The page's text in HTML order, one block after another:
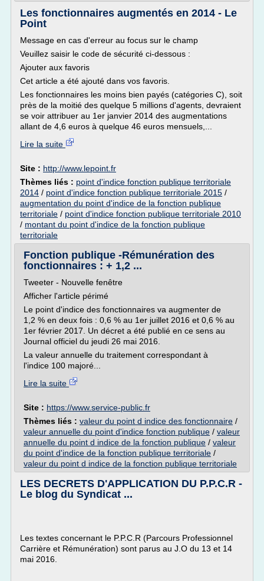
Les fonctionnaires augmentés en 2014 - Le
Point
Message en cas d'erreur au focus sur le champ
Veuillez saisir le code de sécurité ci-dessous :
Ajouter aux favoris
Cet article a été ajouté dans vos favoris.
Les fonctionnaires les moins bien payés (catégories C), soit
près de la moitié des quelque 5 millions d'agents, devraient
se voir attribuer au 1er janvier 2014 des augmentations
allant de 4,6 euros à quelque 46 euros mensuels,...
Lire la suite
Site : http://www.lepoint.fr
Thèmes liés : point d'indice fonction publique territoriale
2014 / point d'indice fonction publique territoriale 2015 /
augmentation du point d'indice de la fonction publique
territoriale / point d'indice fonction publique territoriale 2010
/ montant du point d'indice de la fonction publique
territoriale
Fonction publique -Rémunération des
fonctionnaires : + 1,2 ...
Tweeter - Nouvelle fenêtre
Afficher l'article périmé
Le point d'indice des fonctionnaires va augmenter de
1,2 % en deux fois : 0,6 % au 1er juillet 2016 et 0,6 % au
1er février 2017. Un décret a été publié en ce sens au
Journal officiel du jeudi 26 mai 2016.
La valeur annuelle du traitement correspondant à
l'indice 100 majoré...
Lire la suite
Site : https://www.service-public.fr
Thèmes liés : valeur du point d indice des fonctionnaire /
valeur annuelle du point d'indice fonction publique / valeur
annuelle du point d indice de la fonction publique / valeur
du point d'indice de la fonction publique territoriale /
valeur du point d indice de la fonction publique territoriale
LES DECRETS D'APPLICATION DU P.P.C.R -
Le blog du Syndicat ...
Les textes concernant le P.P.C.R (Parcours Professionnel
Carrière et Rémunération) sont parus au J.O du 13 et 14
mai 2016.